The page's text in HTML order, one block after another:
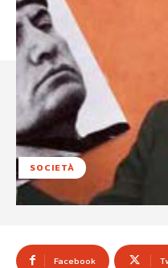
SOCIETÀ
Facebook